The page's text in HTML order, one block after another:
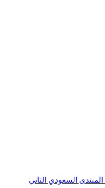
المنتدى السعودي الثاني